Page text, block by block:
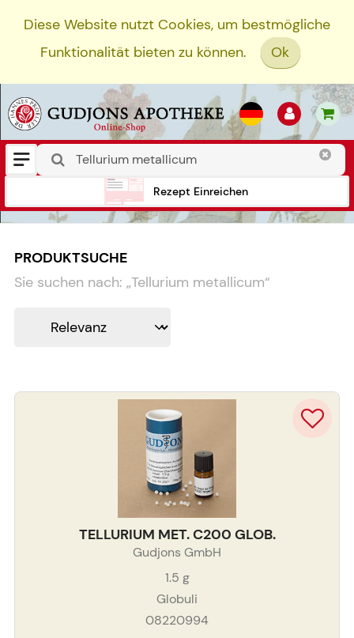
Diese Website nutzt Cookies, um bestmögliche
Funktionalität bieten zu können.
Ok
Rezept Einreichen
PRODUKTSUCHE
Sie suchen nach: „Tellurium metallicum“
TELLURIUM MET. C200 GLOB.
Gudjons GmbH
1.5 g
Globuli
08220994